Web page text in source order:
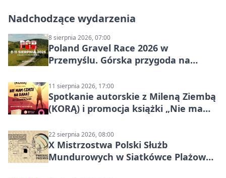
Nadchodzące wydarzenia
8 sierpnia 2026, 07:00
Poland Gravel Race 2026 w
Przemyślu. Górska przygoda na
11 sierpnia 2026, 17:00
Spotkanie autorskie z Mileną Ziembą
(KORĄ) i promocja książki „Nie mam
22 sierpnia 2026, 08:00
X Mistrzostwa Polski Służb
Mundurowych w Siatkówce Plażowej